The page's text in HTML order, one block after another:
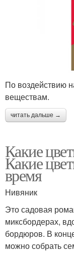
По воздействию
веществам.
читать дальше →
Какие
Какие
время
Нивяник
Это садовая
миксбордерах,
бордюров. В
можно собрать